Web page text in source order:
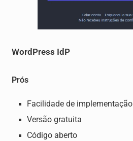
WordPress IdP
Prós
Facilidade de implementação
Versão gratuita
Código aberto